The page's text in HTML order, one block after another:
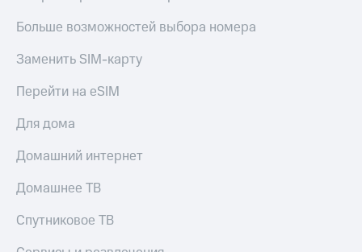
Больше возможностей выбора номера
Заменить SIM-карту
Перейти на eSIM
Для дома
Домашний интернет
Домашнее ТВ
Спутниковое ТВ